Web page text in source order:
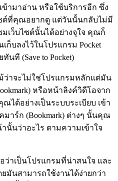
ามาอ่าน หรือใช้บริการอีก ซึ่ง
ต์ที่คุณอยากดู แต่วันนั้นกลับไม่มี
เว็บไซต์นั้นได้อย่างจุใจ คุณก็
ก็บลงไว้ในโปรแกรม Pocket
นที (Save to Pocket)
ว่าจะไม่ใช่โปรแกรมหลักแต่มัน
หรือหน้าลิงค์วิดีโอจาก
ณได้อย่างเป็นระบบระเบียบ เข้า
าร์ก (Bookmark) ต่างๆ นั้นคุณ
นั้นว่าอะไร ตามความเข้าใจ
ว่าเป็นโปรแกรมที่น่าสนใจ และ
มันสามารถใช้งานได้ง่ายกว่า